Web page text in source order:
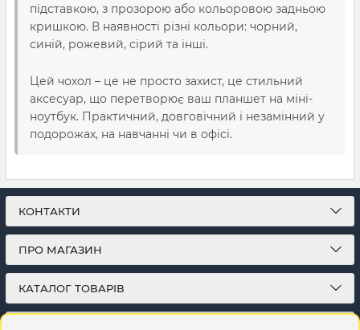
підставкою, з прозорою або кольоровою задньою
кришкою. В наявності різні кольори: чорний,
синій, рожевий, сірий та інші.
Цей чохол – це не просто захист, це стильний
аксесуар, що перетворює ваш планшет на міні-
ноутбук. Практичний, довговічний і незамінний у
подорожах, на навчанні чи в офісі.
КОНТАКТИ
ПРО МАГАЗИН
КАТАЛОГ ТОВАРІВ